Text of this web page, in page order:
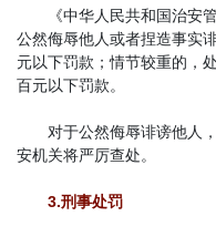
《中华人民共和国治安管
公然侮辱他人或者捏造事实
元以下罚款；情节较重的，
百元以下罚款。
对于公然侮辱诽谤他人，
安机关将严厉查处。
3.刑事处罚